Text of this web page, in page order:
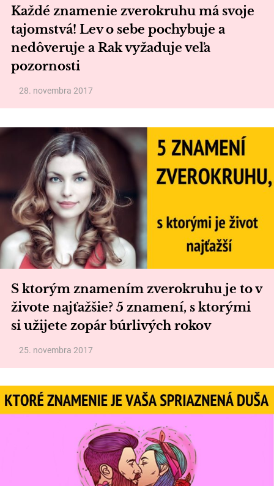
Každé znamenie zverokruhu má svoje
tajomstvá! Lev o sebe pochybuje a
nedôveruje a Rak vyžaduje veľa
pozornosti
28. novembra 2017
S ktorým znamením zverokruhu je to v
živote najťažšie? 5 znamení, s ktorými
si užijete zopár búrlivých rokov
25. novembra 2017